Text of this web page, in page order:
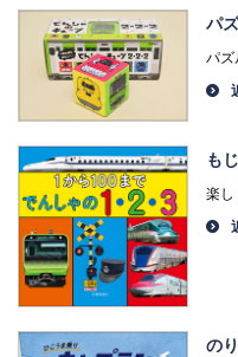
パ
パズ
も
楽し
の